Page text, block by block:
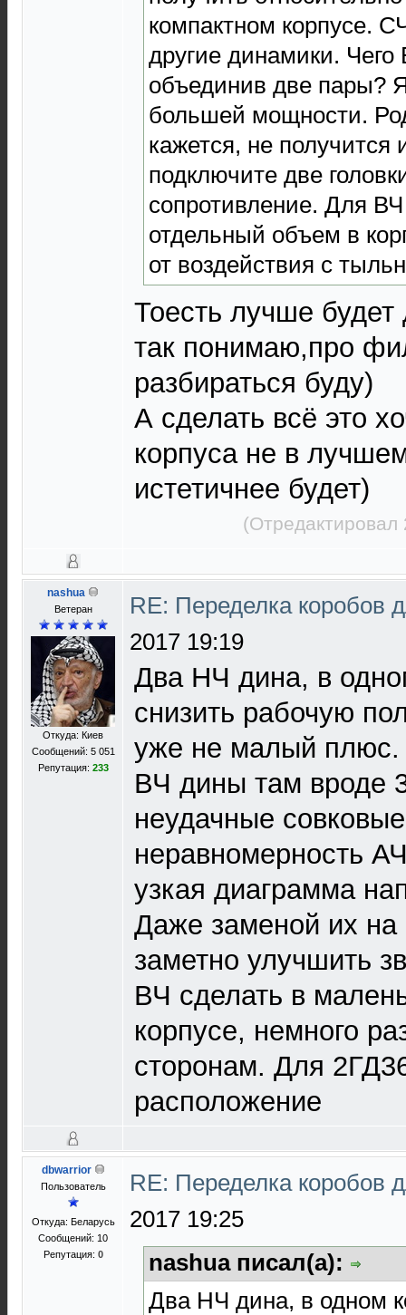
компактном корпусе.
другие динамики.
объединив две пары?
большей мощности.
кажется, не получится
подключите две
сопротивление. Для
отдельный объем в
от воздействия с
Тоесть лучше будет
так понимаю,про
разбираться буду)
А сделать всё это
корпуса не в
истетичнее будет)
nashua
Ветеран
Откуда: Киев
Сообщений: 5 051
Репутация: 233
RE: Переделка коробов
2017 19:19
Два НЧ дина, в
снизить рабочую
уже не малый плюс.
ВЧ дины там вроде
неудачные
неравномерность
узкая диаграмма
Даже заменой их
заметно улучшить
ВЧ сделать в
корпусе, немного
сторонам. Для
расположение
dbwarrior
Пользователь
Откуда: Беларусь
Сообщений: 10
Репутация: 0
RE: Переделка коробов
2017 19:25
nashua писал(а):
Два НЧ дина, в одном